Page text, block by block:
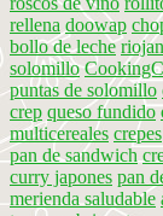
rellena doowap
bollo de leche
solomillo
puntas de solomillo
crep queso fundido
multicereales crepes
pan de sandwich
curry japones pan
merienda saludable